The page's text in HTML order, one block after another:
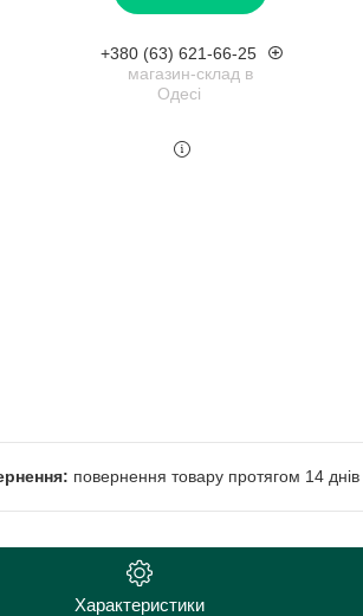
+380 (63) 621-66-25
магазин-склад в
Одесі
повернення товару протягом 14 днів
Характеристики